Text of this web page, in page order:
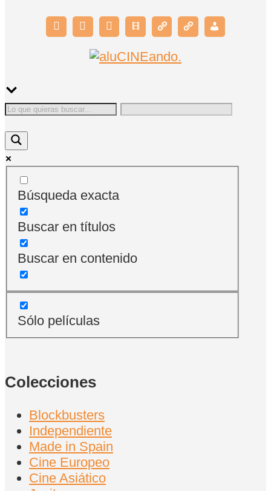
Búsqueda exacta
Buscar en títulos
Buscar en contenido
Sólo películas
Colecciones
Blockbusters
Independiente
Made in Spain
Cine Europeo
Cine Asiático